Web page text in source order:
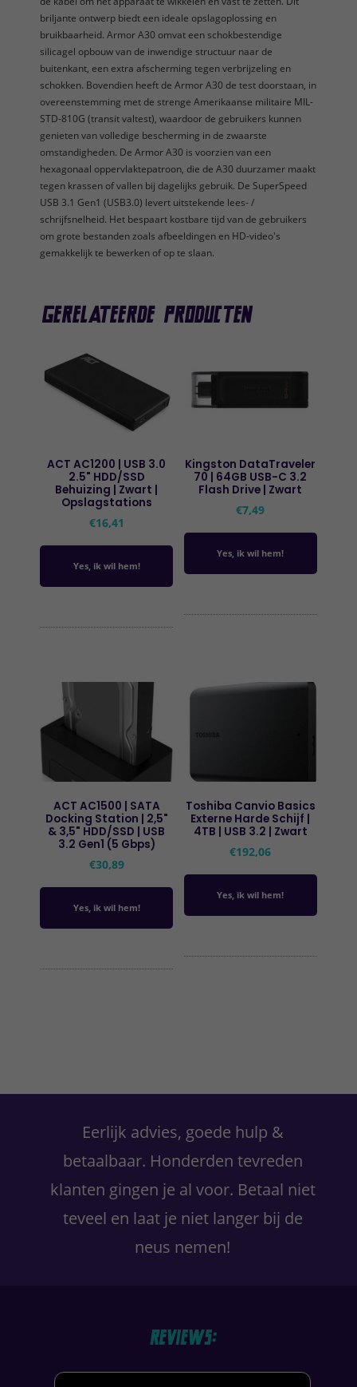
briljante ontwerp biedt een ideale opslagoplossing en
bruikbaarheid. Armor A30 omvat een schokbestendige
silicagel opbouw van de inwendige structuur naar de
buitenkant, een extra afscherming tegen verbrijzeling en
schokken. Bovendien heeft de Armor A30 de test doorstaan, in
overeenstemming met de strenge Amerikaanse militaire MIL-
STD-810G (transit valtest), waardoor de gebruikers kunnen
genieten van volledige bescherming in de zwaarste
omstandigheden. De Armor A30 is voorzien van een
hexagonaal oppervlaktepatroon, die de A30 duurzamer maakt
tegen krassen of vallen bij dagelijks gebruik. De SuperSpeed
USB 3.1 Gen1 (USB3.0) levert uitstekende lees- /
schrijfsnelheid. Het bespaart kostbare tijd van de gebruikers
om grote bestanden zoals afbeeldingen en HD-video's
gemakkelijk te bewerken of op te slaan.
Gerelateerde producten
ACT AC1200 | USB 3.0
2.5" HDD/SSD
Behuizing | Zwart |
Opslagstations
€16,41
Yes, ik wil hem!
Kingston DataTraveler
70 | 64GB USB-C 3.2
Flash Drive | Zwart
€7,49
Yes, ik wil hem!
ACT AC1500 | SATA
Docking Station | 2,5"
& 3,5" HDD/SSD | USB
3.2 Gen1 (5 Gbps)
€30,89
Yes, ik wil hem!
Toshiba Canvio Basics
Externe Harde Schijf |
4TB | USB 3.2 | Zwart
€192,06
Yes, ik wil hem!
Primaire
Eerlijk advies, goede hulp &
betaalbaar. Honderden tevreden
klanten gingen je al voor. Betaal niet
teveel en laat je niet langer bij de
neus nemen!
Reviews: